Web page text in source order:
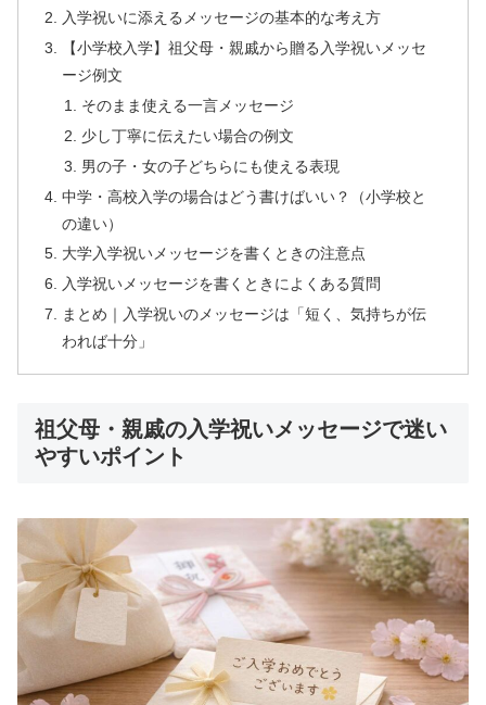
入学祝いに添えるメッセージの基本的な考え方
【小学校入学】祖父母・親戚から贈る入学祝いメッセ
ージ例文
そのまま使える一言メッセージ
少し丁寧に伝えたい場合の例文
男の子・女の子どちらにも使える表現
中学・高校入学の場合はどう書けばいい？（小学校と
の違い）
大学入学祝いメッセージを書くときの注意点
入学祝いメッセージを書くときによくある質問
まとめ｜入学祝いのメッセージは「短く、気持ちが伝
われば十分」
祖父母・親戚の入学祝いメッセージで迷い
やすいポイント